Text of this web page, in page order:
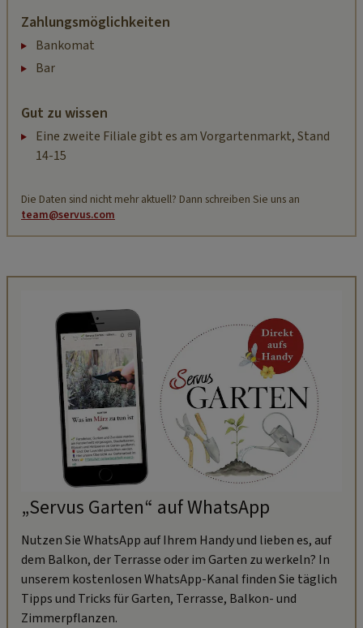
Zahlungsmöglichkeiten
Bankomat
Bar
Gut zu wissen
Eine zweite Filiale gibt es am Vorgartenmarkt, Stand
14-15
Die Daten sind nicht mehr aktuell? Dann schreiben Sie uns an
team@servus.com
„Servus Garten“ auf WhatsApp
Nutzen Sie WhatsApp auf Ihrem Handy und lieben es, auf
dem Balkon, der Terrasse oder im Garten zu werkeln? In
unserem kostenlosen WhatsApp-Kanal finden Sie täglich
Tipps und Tricks für Garten, Terrasse, Balkon- und
Zimmerpflanzen.